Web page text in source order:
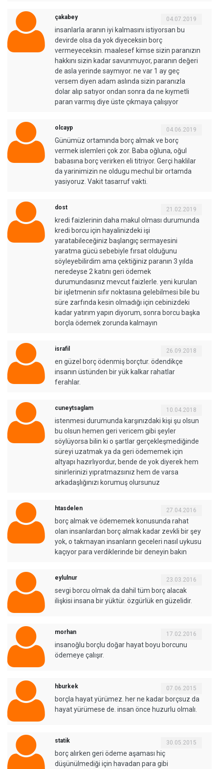
çakabey 04.07.2019
insanlarla aranın iyi kalmasını istiyorsan bu
devirde olsa da yok diyeceksin borç
vermeyeceksin. maalesef kimse sizin paranızın
hakkını sizin kadar savunmuyor, paranın değeri
de asla yerinde saymıyor. ne var 1 ay geç
versem diyen adam aslında sizin paranızla
dolar alıp satıyor ondan sonra da ne kıymetli
paran varmış diye üste çıkmaya çalışıyor
olcayp 04.06.2019
Günümüz ortamında borç almak ve borç
vermek islemleri çok zor. Baba oğluna, oğul
babasına borç verirken eli titriyor. Gerçi haklilar
da yarinimizin ne oldugu mechul bir ortamda
yasiyoruz. Vakit tasarruf vakti.
dost 21.02.2019
kredi faizlerinin daha makul olması durumunda
kredi borcu için hayalinizdeki işi
yaratabileceğiniz başlangıç sermayesini
yaratma gücü sebebiyle fırsat olduğunu
söyleyebilirdim ama çektiğiniz paranın 3 yılda
neredeyse 2 katını geri ödemek
durumundasınız mevcut faizlerle. yeni kurulan
bir işletmenin sıfır noktasına gelebilmesi bile bu
süre zarfında kesin olmadığı için cebinizdeki
kadar yatırım yapın diyorum, sonra borcu başka
borçla ödemek zorunda kalmayın
israfil 26.09.2018
en güzel borç ödenmiş borçtur. ödendikçe
insanın üstünden bir yük kalkar rahatlar
ferahlar.
cuneytsaglam 10.04.2018
istenmesi durumunda karşınızdaki kişi şu olsun
bu olsun hemen geri vericem gibi şeyler
söylüyorsa bilin ki o şartlar gerçekleşmediğinde
süreyi uzatmak ya da geri ödememek için
altyapı hazırlıyordur, bende de yok diyerek hem
sinirlerinizi yıpratmazsınız hem de varsa
arkadaşlığınızı korumuş olursunuz
htasdelen 27.04.2016
borç almak ve ödememek konusunda rahat
olan insanlardan borç almak kadar zevkli bir şey
yok, o takmayan insanların geceleri nasıl uykusu
kaçıyor para verdiklerinde bir deneyin bakın
eylulnur 23.03.2016
sevgi borcu olmak da dahil tüm borç alacak
ilişkisi insana bir yüktür. özgürlük en güzelidir.
morhan 17.02.2016
insanoğlu borçlu doğar hayat boyu borcunu
ödemeye çalışır.
hburkek 07.06.2015
borçla hayat yürümez. her ne kadar borçsuz da
hayat yürümese de. insan önce huzurlu olmalı.
statik 30.05.2015
borç alırken geri ödeme aşaması hiç
düşünülmediği için havadan para gibi